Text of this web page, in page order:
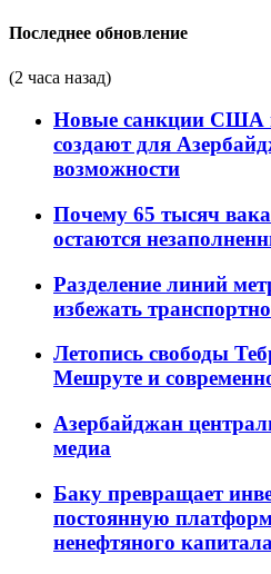
Последнее обновление
(2 часа назад)
Новые санкции США
создают для
возможности
Почему 65 тысяч
остаются
Разделение линий
избежать
Летопись свободы
Мешруте и
Азербайджан
медиа
Баку превращает
постоянную
ненефтяного капитала